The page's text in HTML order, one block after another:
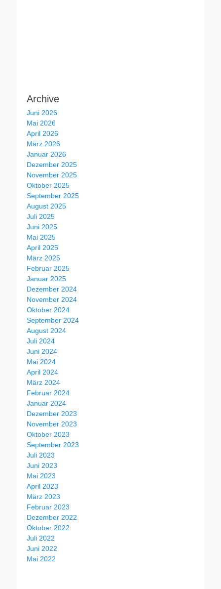
Archive
Juni 2026
Mai 2026
April 2026
März 2026
Januar 2026
Dezember 2025
November 2025
Oktober 2025
September 2025
August 2025
Juli 2025
Juni 2025
Mai 2025
April 2025
März 2025
Februar 2025
Januar 2025
Dezember 2024
November 2024
Oktober 2024
September 2024
August 2024
Juli 2024
Juni 2024
Mai 2024
April 2024
März 2024
Februar 2024
Januar 2024
Dezember 2023
November 2023
Oktober 2023
September 2023
Juli 2023
Juni 2023
Mai 2023
April 2023
März 2023
Februar 2023
Dezember 2022
Oktober 2022
Juli 2022
Juni 2022
Mai 2022